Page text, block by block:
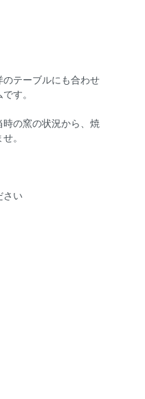
テーブルにも合わせ
す。
の窯の状況から、焼
。
さい